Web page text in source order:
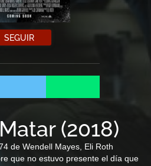
SEGUIR
(2018)
de Wendell Mayes, Eli Roth
que no estuvo presente el día que